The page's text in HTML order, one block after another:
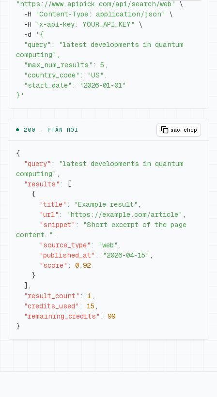
"https://www.apipick.com/api/search/web"
\
  -H
"Content-Type: application/json"
\
  -H
"x-api-key: YOUR_API_KEY"
\
  -d
}'
● 200 · PHẢN HỒI sao chép
{
"query" :
"latest developments in quantum
computing" ,
"results" :
[
{
"title" : "Example result" ,
"url" : "https://example.com/article" ,
"snippet" :
"Short excerpt of the page
content…" ,
"source_type" : "web" ,
"published_at" : "2026-04-15" ,
"score" :
0.92
}
] ,
"result_count" : 1 ,
"credits_used" : 15 ,
"remaining_credits" :
99
}